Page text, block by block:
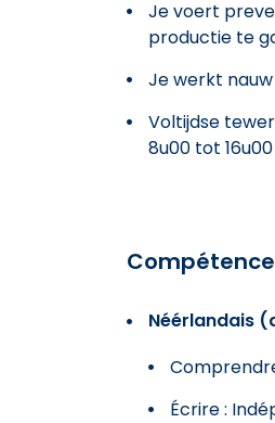
Je voert
productie te
Je werkt
Voltijdse
8u00 tot
Néérlandais
Écrire :